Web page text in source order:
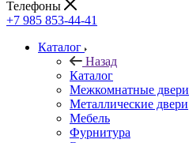
Телефоны
+7 985 853-44-41
Каталог
Назад
Каталог
Межкомнатные двери
Металлические двери
Мебель
Фурнитура